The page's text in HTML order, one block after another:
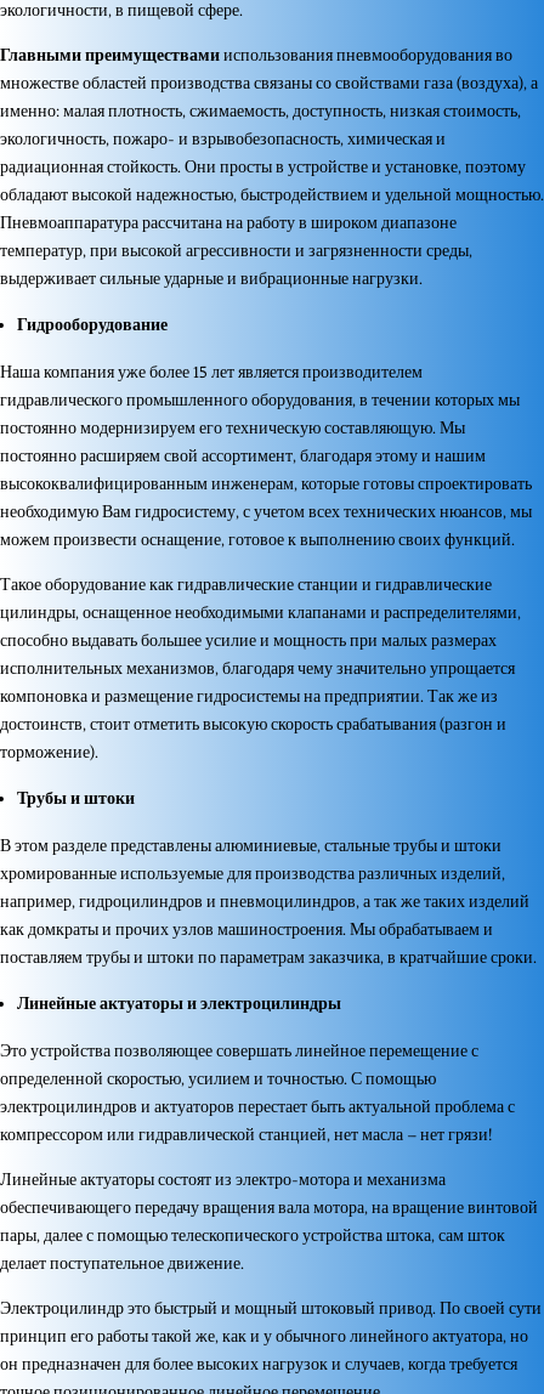
экологичности, в пищевой сфере.
Главными преимуществами использования пневмооборудования во
множестве областей производства связаны со свойствами газа (воздуха), а
именно: малая плотность, сжимаемость, доступность, низкая стоимость,
экологичность, пожаро- и взрывобезопасность, химическая и
радиационная стойкость. Они просты в устройстве и установке, поэтому
обладают высокой надежностью, быстродействием и удельной мощностью.
Пневмоаппаратура рассчитана на работу в широком диапазоне
температур, при высокой агрессивности и загрязненности среды,
выдерживает сильные ударные и вибрационные нагрузки.
Гидрооборудование
Наша компания уже более 15 лет является производителем
гидравлического промышленного оборудования, в течении которых мы
постоянно модернизируем его техническую составляющую. Мы
постоянно расширяем свой ассортимент, благодаря этому и нашим
высококвалифицированным инженерам, которые готовы спроектировать
необходимую Вам гидросистему, с учетом всех технических нюансов, мы
можем произвести оснащение, готовое к выполнению своих функций.
Такое оборудование как гидравлические станции и гидравлические
цилиндры, оснащенное необходимыми клапанами и распределителями,
способно выдавать большее усилие и мощность при малых размерах
исполнительных механизмов, благодаря чему значительно упрощается
компоновка и размещение гидросистемы на предприятии. Так же из
достоинств, стоит отметить высокую скорость срабатывания (разгон и
торможение).
Трубы и штоки
В этом разделе представлены алюминиевые, стальные трубы и штоки
хромированные используемые для производства различных изделий,
например, гидроцилиндров и пневмоцилиндров, а так же таких изделий
как домкраты и прочих узлов машиностроения. Мы обрабатываем и
поставляем трубы и штоки по параметрам заказчика, в кратчайшие сроки.
Линейные актуаторы и электроцилиндры
Это устройства позволяющее совершать линейное перемещение с
определенной скоростью, усилием и точностью. С помощью
электроцилиндров и актуаторов перестает быть актуальной проблема с
компрессором или гидравлической станцией, нет масла – нет грязи!
Линейные актуаторы состоят из электро-мотора и механизма
обеспечивающего передачу вращения вала мотора, на вращение винтовой
пары, далее с помощью телескопического устройства штока, сам шток
делает поступательное движение.
Электроцилиндр это быстрый и мощный штоковый привод. По своей сути
принцип его работы такой же, как и у обычного линейного актуатора, но
он предназначен для более высоких нагрузок и случаев, когда требуется